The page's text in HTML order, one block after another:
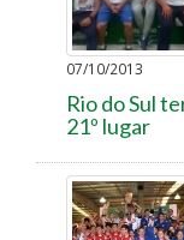
07/10/2013
Rio do Sul
21º lugar